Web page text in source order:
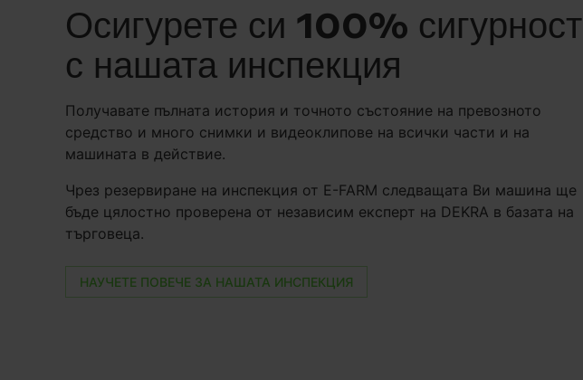
Осигурете си 100% сигурност
с нашата инспекция
Получавате пълната история и точното състояние на превозното
средство и много снимки и видеоклипове на всички части и на
машината в действие.
Чрез резервиране на инспекция от E-FARM следващата Ви машина ще
бъде цялостно проверена от независим експерт на DEKRA в базата на
търговеца.
НАУЧЕТЕ ПОВЕЧЕ ЗА НАШАТА ИНСПЕКЦИЯ